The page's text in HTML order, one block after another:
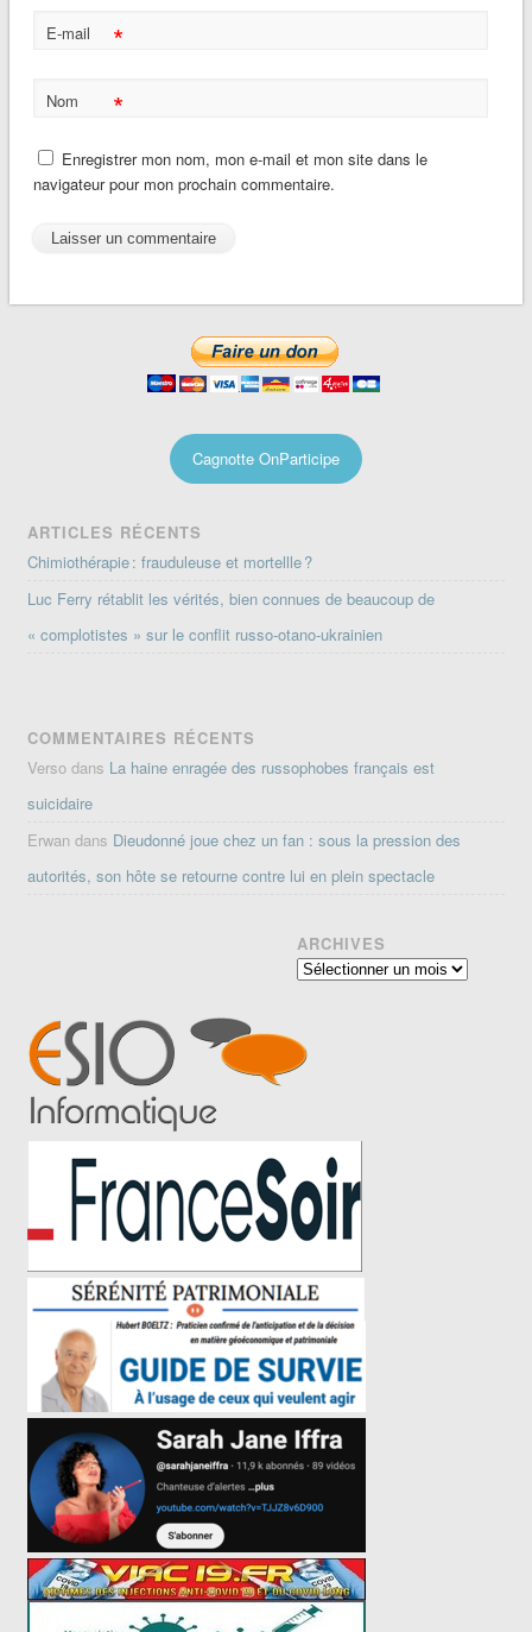
E-mail *
Nom *
Enregistrer mon nom, mon e-mail et mon site dans le
navigateur pour mon prochain commentaire.
Cagnotte OnParticipe
ARTICLES RÉCENTS
Chimiothérapie : frauduleuse et mortellle ?
Luc Ferry rétablit les vérités, bien connues de beaucoup de
« complotistes » sur le conflit russo-otano-ukrainien
COMMENTAIRES RÉCENTS
Verso dans La haine enragée des russophobes français est
suicidaire
Erwan dans Dieudonné joue chez un fan : sous la pression des
autorités, son hôte se retourne contre lui en plein spectacle
ARCHIVES
Archives